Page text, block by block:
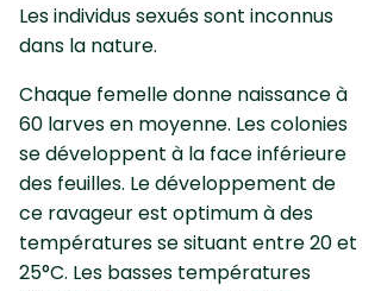
Les individus sexués sont inconnus
dans la nature.
Chaque femelle donne naissance à
60 larves en moyenne. Les colonies
se développent à la face inférieure
des feuilles. Le développement de
ce ravageur est optimum à des
températures se situant entre 20 et
25°C. Les basses températures